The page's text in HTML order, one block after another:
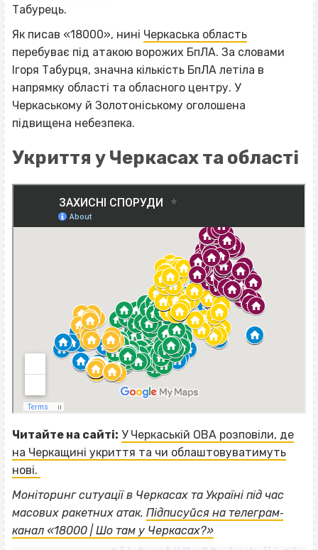
Табурець.
Як писав «18000», нині Черкаська область
перебуває під атакою ворожих БпЛА. За словами
Ігоря Табурця, значна кількість БпЛА летіла в
напрямку області та обласного центру. У
Черкаському й Золотоніському оголошена
підвищена небезпека.
Укриття у Черкасах та області
Читайте на сайті: У Черкаській ОВА розповіли, де
на Черкащині укриття та чи облаштовуватимуть
нові.
Моніторинг ситуації в Черкасах та Україні під час
масових ракетних атак. Підписуйся на телеграм‐
канал «18000 | Шо там у Черкасах?»
ВІСІМНАДЦЯТЬ ТРИ НУЛІ